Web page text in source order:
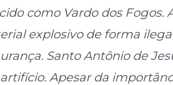
como Vardo dos Fogos.
explosivo de forma
Santo Antônio de
Apesar da